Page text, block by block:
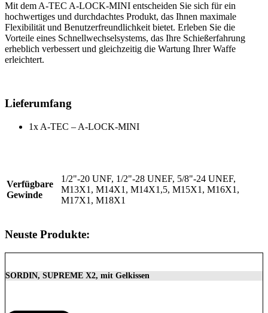
Mit dem A-TEC A-LOCK-MINI entscheiden Sie sich für ein
hochwertiges und durchdachtes Produkt, das Ihnen maximale
Flexibilität und Benutzerfreundlichkeit bietet. Erleben Sie die
Vorteile eines Schnellwechselsystems, das Ihre Schießerfahrung
erheblich verbessert und gleichzeitig die Wartung Ihrer Waffe
erleichtert.
Lieferumfang
1x A-TEC – A-LOCK-MINI
Verfügbare
Gewinde
1/2"-20 UNF, 1/2"-28 UNEF, 5/8"-24 UNEF,
M13X1, M14X1, M14X1,5, M15X1, M16X1,
M17X1, M18X1
Neuste Produkte:
SORDIN, SUPREME X2, mit Gelkissen